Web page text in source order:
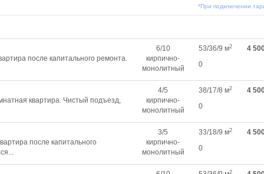
*При подключении
после капитального ремонта.
6/10
кирпично-
монолитный
53/36/9 м2
0
4
квартира. Чистый подъезд,
4/5
кирпично-
монолитный
38/17/8 м2
0
4
после капитального
3/5
кирпично-
монолитный
33/18/9 м2
0
4
2